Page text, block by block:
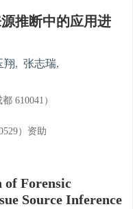
推断中的应用进
翔, 张志瑞,
610041）
）资助
of Forensic
Source Inference